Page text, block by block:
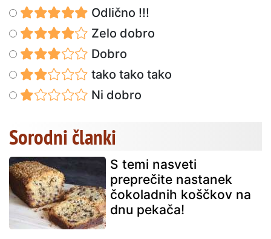
Odlično !!!
Zelo dobro
Dobro
tako tako tako
Ni dobro
Sorodni članki
S temi nasveti
preprečite nastanek
čokoladnih koščkov na
dnu pekača!